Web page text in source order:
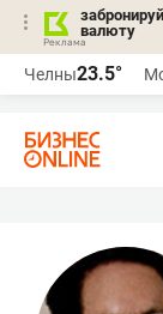
забронируй
валюту
Челны23.5°